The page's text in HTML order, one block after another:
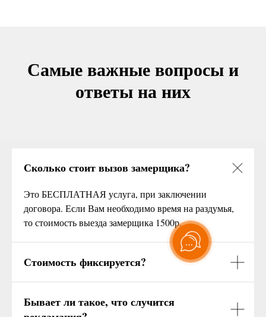
Самые важные вопросы и
ответы на них
Сколько стоит вызов замерщика?
Это БЕСПЛАТНАЯ услуга, при заключении
договора. Если Вам необходимо время на раздумья,
то стоимость выезда замерщика 1500р.
Стоимость фиксируется?
Бывает ли такое, что случится